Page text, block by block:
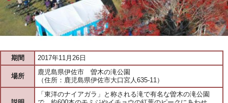
期間 2017年11月26日
場所
鹿児島県伊佐市 曽木の滝公園
（住所：鹿児島県伊佐市大口宮人635-11）
「東洋のナイアガラ」と称される滝で有名な曽木の滝公園